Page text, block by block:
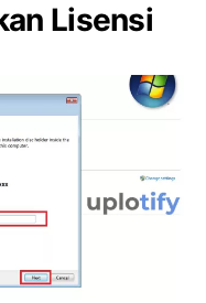
Lisensi